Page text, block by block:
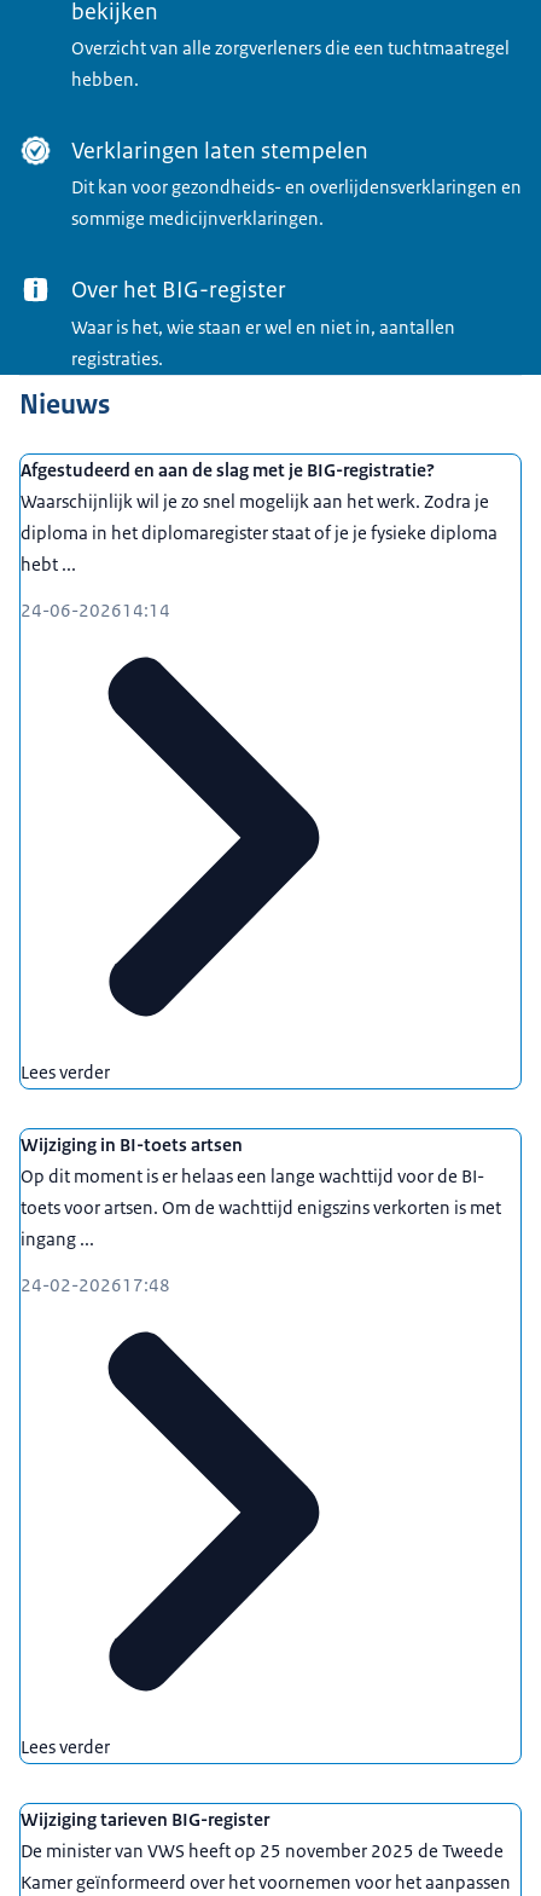
bekijken
Overzicht van alle zorgverleners die een tuchtmaatregel
hebben.
Verklaringen laten stempelen
Dit kan voor gezondheids- en overlijdensverklaringen en
sommige medicijnverklaringen.
Over het BIG-register
Waar is het, wie staan er wel en niet in, aantallen
registraties.
Nieuws
Afgestudeerd en aan de slag met je BIG-registratie?
Waarschijnlijk wil je zo snel mogelijk aan het werk. Zodra je
diploma in het diplomaregister staat of je je fysieke diploma
hebt ...
24-06-202614:14
Lees verder
Wijziging in BI-toets artsen
Op dit moment is er helaas een lange wachttijd voor de BI-
toets voor artsen. Om de wachttijd enigszins verkorten is met
ingang ...
24-02-202617:48
Lees verder
Wijziging tarieven BIG-register
De minister van VWS heeft op 25 november 2025 de Tweede
Kamer geïnformeerd over het voornemen voor het aanpassen